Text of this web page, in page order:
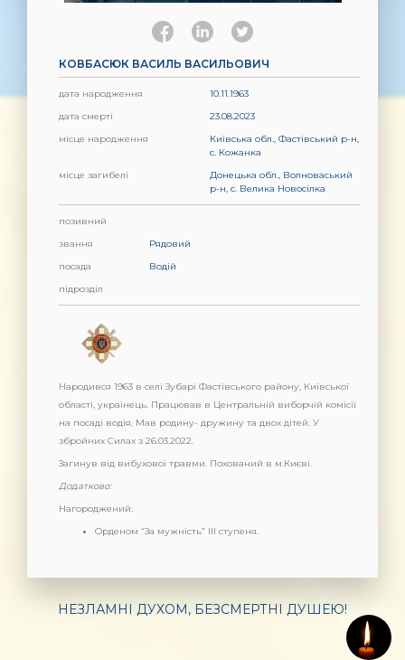
КОВБАСЮК ВАСИЛЬ ВАСИЛЬОВИЧ
дата народження
10.11.1963
дата смерті
23.08.2023
місце народження
Київська обл., Фастівський р-н,
с. Кожанка
місце загибелі
Донецька обл., Волноваський
р-н, с. Велика Новосілка
позивний
звання
Рядовий
посада
Водій
підрозділ
Народився 1963 в селі Зубарі Фастівського району, Київської
області, українець. Працював в Центральній виборчій комісії
на посаді водія. Мав родину- дружину та двох дітей. У
збройних Силах з 26.03.2022.
Загинув від вибухової травми. Похований в м.Києві.
Додатково:
Нагороджений:
Орденом “За мужність” ІІІ ступеня.
НЕЗЛАМНІ ДУХОМ, БЕЗСМЕРТНІ ДУШЕЮ!